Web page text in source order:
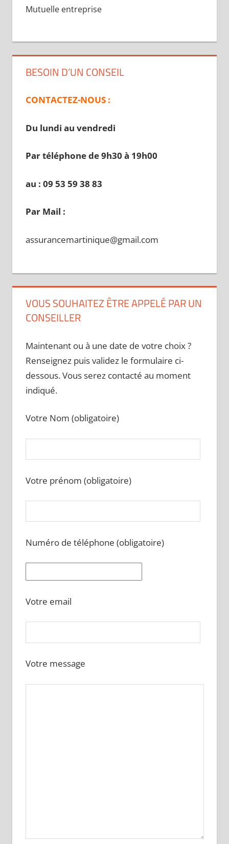
Mutuelle entreprise
BESOIN D’UN CONSEIL
CONTACTEZ-NOUS :
Du lundi au vendredi
Par téléphone de 9h30 à 19h00
au : 09 53 59 38 83
Par Mail :
assurancemartinique@gmail.com
VOUS SOUHAITEZ ÊTRE APPELÉ PAR UN
CONSEILLER
Maintenant ou à une date de votre choix ?
Renseignez puis validez le formulaire ci-
dessous. Vous serez contacté au moment
indiqué.
Votre Nom (obligatoire)
Votre prénom (obligatoire)
Numéro de téléphone (obligatoire)
Votre email
Votre message